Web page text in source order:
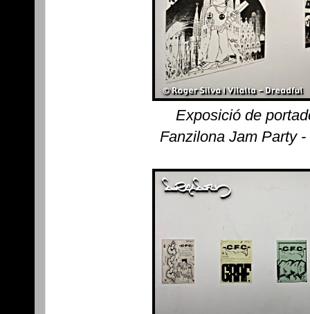
Exposició de
Fanzilona Jam Party